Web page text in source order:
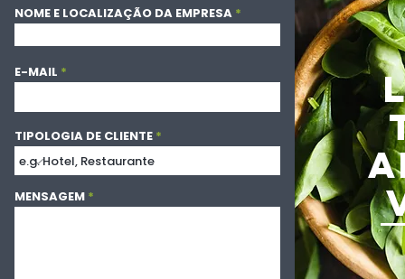
NOME E LOCALIZAÇÃO DA EMPRESA
E-MAIL
TIPOLOGIA DE CLIENTE
MENSAGEM